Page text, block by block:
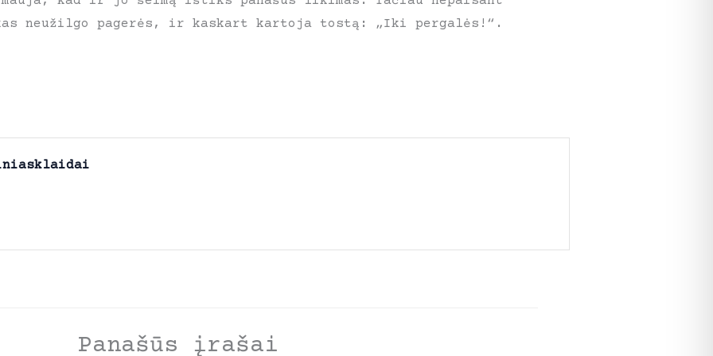
neužilgo pagerės, ir kaskart kartoja tostą: „Iki pergalės!“.
Panašūs įrašai